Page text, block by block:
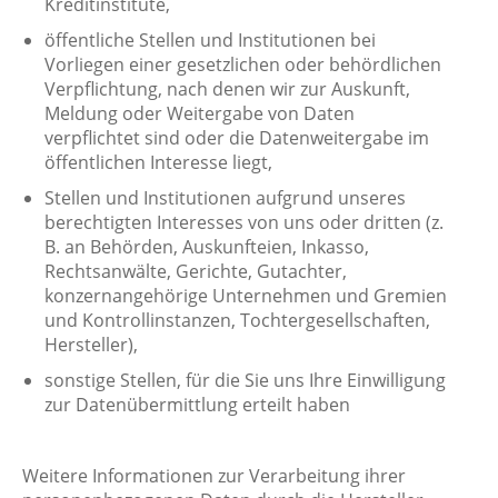
öffentliche Stellen und Institutionen bei
Vorliegen einer gesetzlichen oder behördlichen
Verpflichtung, nach denen wir zur Auskunft,
Meldung oder Weitergabe von Daten
verpflichtet sind oder die Datenweitergabe im
öffentlichen Interesse liegt,
Stellen und Institutionen aufgrund unseres
berechtigten Interesses von uns oder dritten (z.
B. an Behörden, Auskunfteien, Inkasso,
Rechtsanwälte, Gerichte, Gutachter,
konzernangehörige Unternehmen und Gremien
und Kontrollinstanzen, Tochtergesellschaften,
Hersteller),
sonstige Stellen, für die Sie uns Ihre Einwilligung
zur Datenübermittlung erteilt haben
Weitere Informationen zur Verarbeitung ihrer